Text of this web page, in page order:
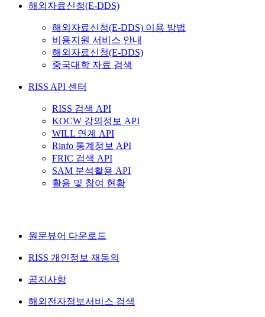
해외자료신청(E-DDS)
해외자료신청(E-DDS) 이용 방법
비용지원 서비스 안내
해외자료신청(E-DDS)
중국대학 자료 검색
RISS API 센터
RISS 검색 API
KOCW 강의정보 API
WILL 연계 API
Rinfo 통계정보 API
FRIC 검색 API
SAM 분석활용 API
활용 및 참여 현황
원문뷰어 다운로드
RISS 개인정보 재동의
공지사항
해외전자정보서비스 검색